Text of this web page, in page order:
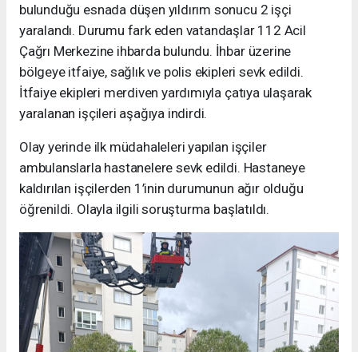
bulunduğu esnada düşen yıldırım sonucu 2 işçi
yaralandı. Durumu fark eden vatandaşlar 112 Acil
Çağrı Merkezine ihbarda bulundu. İhbar üzerine
bölgeye itfaiye, sağlık ve polis ekipleri sevk edildi.
İtfaiye ekipleri merdiven yardımıyla çatıya ulaşarak
yaralanan işçileri aşağıya indirdi.
Olay yerinde ilk müdahaleleri yapılan işçiler
ambulanslarla hastanelere sevk edildi. Hastaneye
kaldırılan işçilerden 1’inin durumunun ağır olduğu
öğrenildi. Olayla ilgili soruşturma başlatıldı.